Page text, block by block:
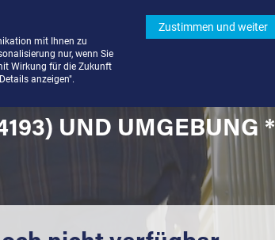
UND UMGEBUNG *
mit Ihnen zu
nur, wenn Sie
Wirkung für die Zukunft
anzeigen".
Zustimmen und weiter